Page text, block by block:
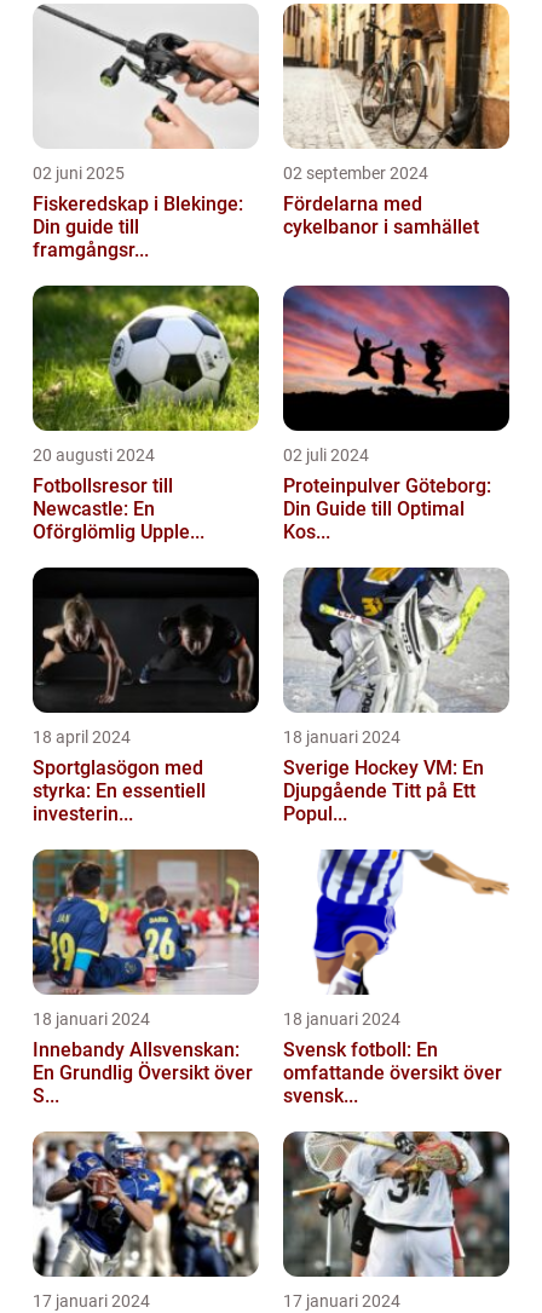
02 juni 2025
Fiskeredskap i Blekinge:
Din guide till
framgångsr...
02 september 2024
Fördelarna med
cykelbanor i samhället
20 augusti 2024
Fotbollsresor till
Newcastle: En
Oförglömlig Upple...
02 juli 2024
Proteinpulver Göteborg:
Din Guide till Optimal
Kos...
18 april 2024
Sportglasögon med
styrka: En essentiell
investerin...
18 januari 2024
Sverige Hockey VM: En
Djupgående Titt på Ett
Popul...
18 januari 2024
Innebandy Allsvenskan:
En Grundlig Översikt över
S...
18 januari 2024
Svensk fotboll: En
omfattande översikt över
svensk...
17 januari 2024 17 januari 2024